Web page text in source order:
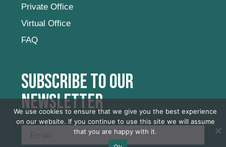
Private Office
Virtual Office
FAQ
Subscribe to our
newsletter
We use cookies to ensure that we give you the best experience
on our website. If you continue to use this site we will assume
that you are happy with it.